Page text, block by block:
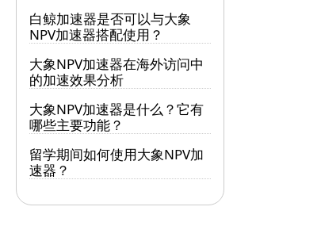
白鲸加速器是否可以与大象
NPV加速器搭配使用？
大象NPV加速器在海外访问中
的加速效果分析
大象NPV加速器是什么？它有
哪些主要功能？
留学期间如何使用大象NPV加
速器？